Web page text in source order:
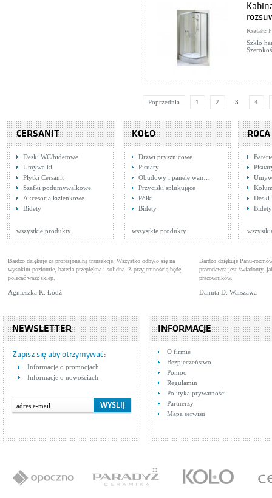
Kształt:
Szkło
Poprzednia 1 2 3 4
CERSANIT
Deski WC/bidetowe
Umywalki
Płytki Cersanit
Szafki podumywalkowe
Akcesoria łazienkowe
Bidety
wszystkie produkty
KOŁO
Drzwi prysznicowe
Pisuary
Obudowy i panele wan…
Przyciski spłukujące
Półki
Bidety
wszystkie produkty
ROCA
Deski
Bidety
Bardzo dziękuję za profesjonalną transakcję. Wszystko odbyło się na
wysokim poziomie, bateria przepiękna i solidna. Z przyjemnością będę
polecać wasz sklep.
Agnieszka K. Łódź
Bardzo dziękuję Panu-
pracodawca jest świadomy,
pracowników.
Danuta D. Warszawa
NEWSLETTER
Zapisz się aby otrzymywać:
Informacje o promocjach
Informacje o nowościach
INFORMACJE
O firmie
Bezpieczeństwo
Pomoc
Regulamin
Polityka prywatności
Partnerzy
Mapa serwisu